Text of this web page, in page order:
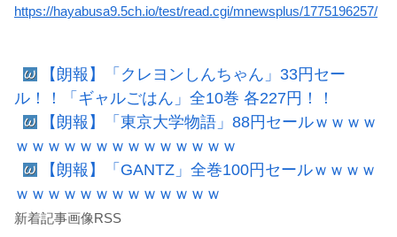
https://hayabusa9.5ch.io/test/read.cgi/mnewsplus/1775196257/
【朗報】「クレヨンしんちゃん」33円セー
ル！！「ギャルごはん」全10巻 各227円！！
【朗報】「東京大学物語」88円セールｗｗｗｗ
ｗｗｗｗｗｗｗｗｗｗｗｗｗｗ
【朗報】「GANTZ」全巻100円セールｗｗｗｗ
ｗｗｗｗｗｗｗｗｗｗｗｗｗ
新着記事画像RSS